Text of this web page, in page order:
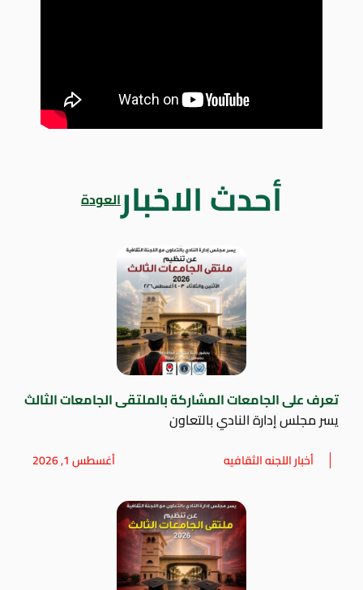
أحدث الاخبارالعودة
تعرف على الجامعات المشاركة بالملتقى الجامعات الثالث
يسر مجلس إدارة النادي بالتعاون
أخبار اللجنه الثقافيه أغسطس 1, 2026